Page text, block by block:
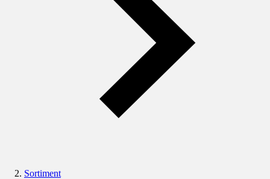
Sortiment